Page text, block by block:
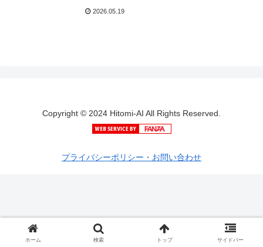
2026.05.19
Copyright © 2024 Hitomi-AI All Rights Reserved.
プライバシーポリシー・お問い合わせ
ホーム 検索 トップ サイドバー